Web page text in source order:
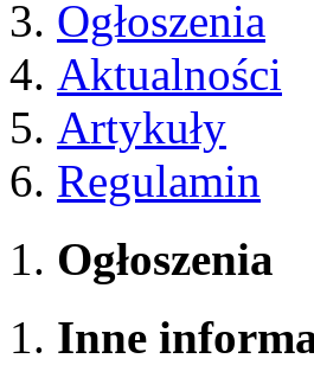
Ogłoszenia
Aktualności
Artykuły
Regulamin
Ogłoszenia
Inne